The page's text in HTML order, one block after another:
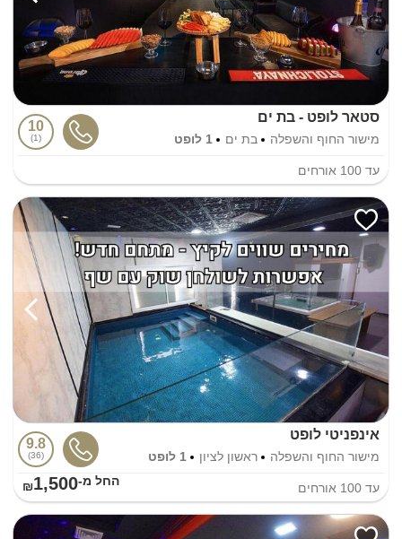
סטאר לופט - בת ים
מישור החוף והשפלה בת ים 1 לופט
10
1
עד 100 אורחים
אינפניטי לופט
מישור החוף והשפלה ראשון לציון 1 לופט
9.8
36
עד 100 אורחים החל מ-₪1,500